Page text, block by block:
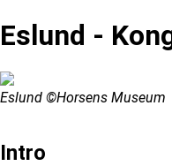
Eslund -
Eslund ©Horsens Museum
Intro